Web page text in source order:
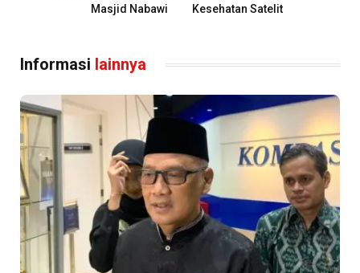
Masjid Nabawi
Kesehatan Satelit
Informasi lainnya